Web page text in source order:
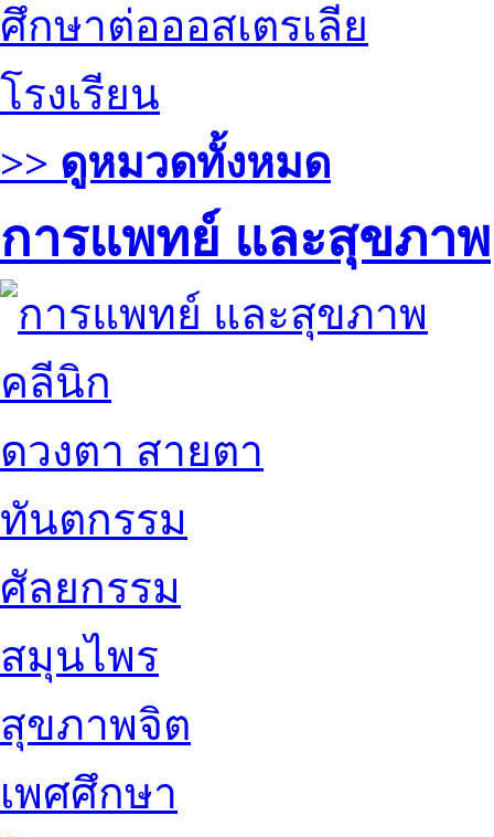
ศึกษาต่อออสเตรเลีย
โรงเรียน
>> ดูหมวดทั้งหมด
การแพทย์ และสุขภาพ
คลีนิก
ดวงตา สายตา
ทันตกรรม
ศัลยกรรม
สมุนไพร
สุขภาพจิต
เพศศึกษา